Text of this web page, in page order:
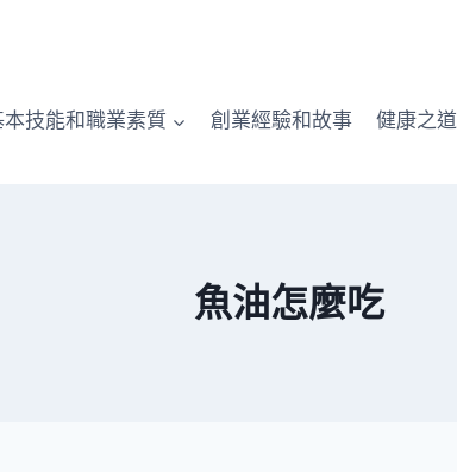
本技能和職業素質 創業經驗和故事 健康之道
魚油怎麼吃